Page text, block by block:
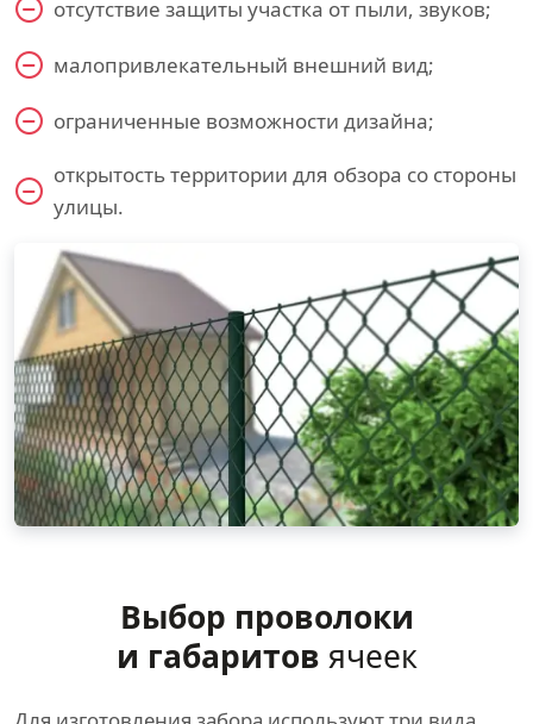
отсутствие защиты участка от пыли, звуков;
малопривлекательный внешний вид;
ограниченные возможности дизайна;
открытость территории для обзора со стороны
улицы.
Выбор проволоки
и габаритов ячеек